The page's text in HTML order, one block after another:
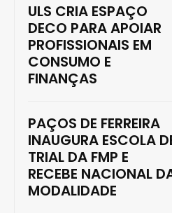
ULS CRIA ESPAÇO
DECO PARA APOIAR
PROFISSIONAIS EM
CONSUMO E
FINANÇAS
PAÇOS DE FERREIRA
INAUGURA ESCOLA
TRIAL DA FMP E
RECEBE NACIONAL
MODALIDADE